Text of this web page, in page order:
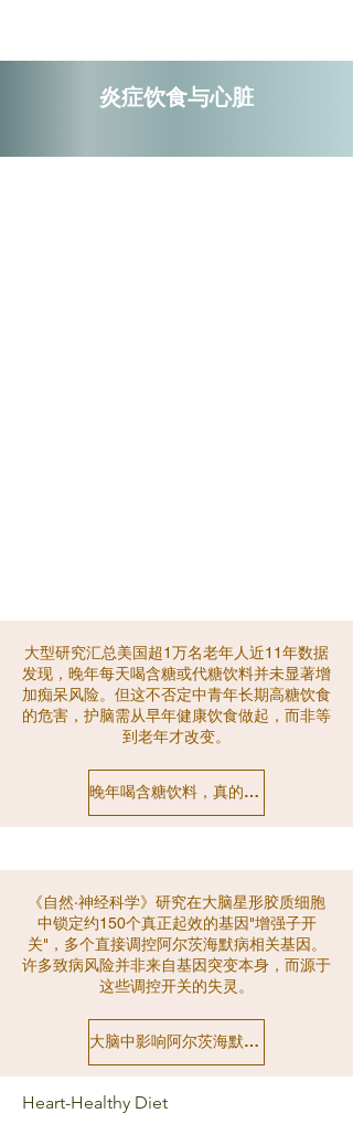
炎症饮食与心脏
大型研究汇总美国超1万名老年人近11年数据
发现，晚年每天喝含糖或代糖饮料并未显著增
加痴呆风险。但这不否定中青年长期高糖饮食
的危害，护脑需从早年健康饮食做起，而非等
到老年才改变。
晚年喝含糖饮料，真的会得痴呆吗？最
《自然·神经科学》研究在大脑星形胶质细胞
中锁定约150个真正起效的基因"增强子开
关"，多个直接调控阿尔茨海默病相关基因。
许多致病风险并非来自基因突变本身，而源于
这些调控开关的失灵。
大脑中影响阿尔茨海默病的隐藏开关
Heart-Healthy Diet